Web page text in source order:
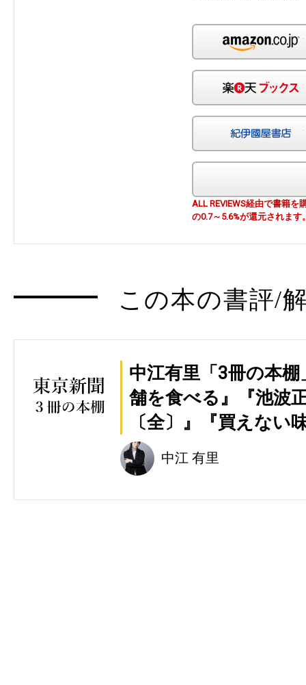
ALL REVIEWS経由で書籍
の0.7～5.6%が還元されます
この本の書評/
中江有里「3冊の本
舗を食べる』『池波
〔全〕』『買えない
中江 有里